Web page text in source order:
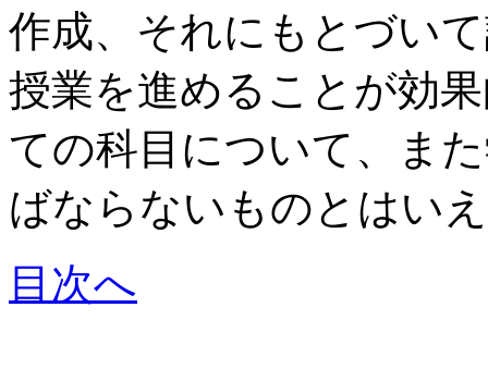
作成、それにもとづい
授業を進めることが効
ての科目について、ま
ばならないものとはい
目次へ